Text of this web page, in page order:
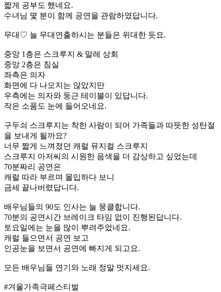
짧게 공부도 했네요.
수녀님 몇 분이 함께 공연을 관람하였답니다.
무대♡ 늘 무대연출하시는 분들은 위대한 듯요.
중앙 1층은 스크루지 & 말레 상회
중앙 2층은 침실
좌측은 의자
화면에 다 나오지는 않았지만
우측에는 의자와 둥근 테이블이 있답니다.
작은 소품도 눈에 들어오네요.
구두쇠 스크루지는 착한 사람이 되어 가족들과 따뜻한 성탄절
을 보내게 될까요?
너무 짧게 느껴졌던 캐럴 뮤지컬 스크루지
스크루지 아저씨의 시원한 음색을 더 감상하고 싶었는데
70분짜리 공연은
캐럴 따라 부르며 몰입하다 보니
금세 끝나버렸답니다.
배우님들의 90도 인사는 늘 뭉클합니다.
70분의 공연시간 브레이크 타임 없이 진행된답니다.
토요일에는 눈을 많이 뿌려주었네요.
캐럴 들으면서 공연 보고
인공눈을 보면서 공연에 빠지게 되고요.
모든 배우님들 연기와 노래 정말 멋지세요.
#겨울가족극페스티벌